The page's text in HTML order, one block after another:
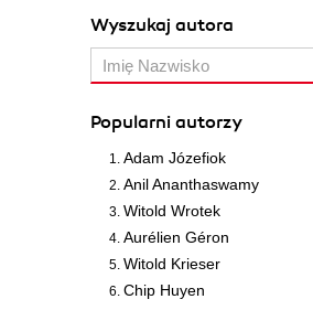
Wyszukaj autora
Popularni autorzy
Adam Józefiok
Anil Ananthaswamy
Witold Wrotek
Aurélien Géron
Witold Krieser
Chip Huyen